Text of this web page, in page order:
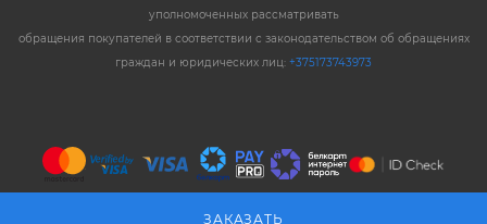
ЗАКАЗАТЬ
уполномоченных рассматривать
обращения покупателей в соответствии с законодательством об обращениях
граждан и юридических лиц: +375173743973